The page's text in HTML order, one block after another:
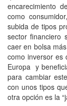
encarecimiento
como
subida de tipos
sector financiero
caer en bolsa
como inversor es
Europa y
para cambiar
con unos tipos
otra opción es la